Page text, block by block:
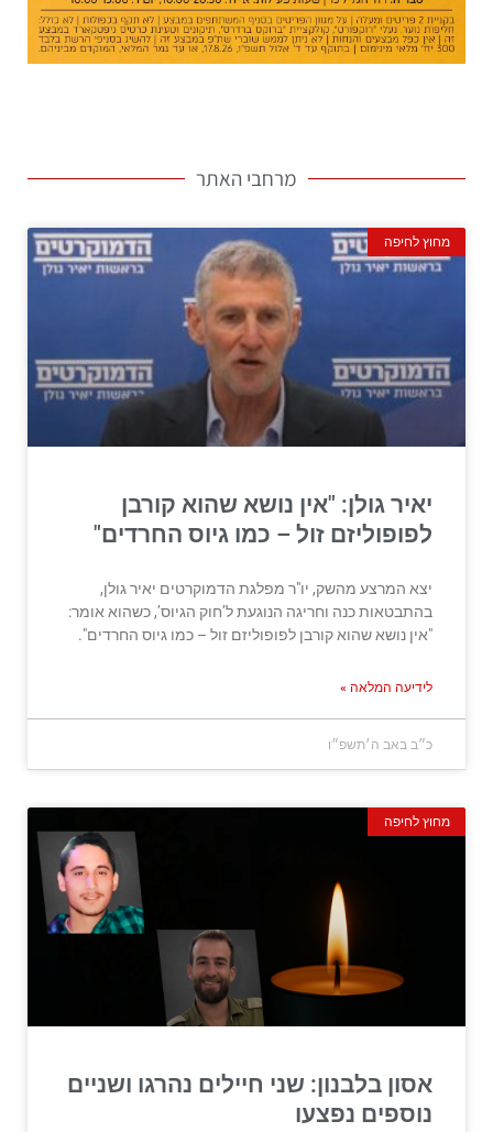
מרחבי האתר
מחוץ לחיפה
יאיר גולן: "אין נושא שהוא קורבן
לפופוליזם זול – כמו גיוס החרדים"
יצא המרצע מהשק, יו"ר מפלגת הדמוקרטים יאיר גולן,
בהתבטאות כנה וחריגה הנוגעת ל’חוק הגיוס’, כשהוא אומר:
"אין נושא שהוא קורבן לפופוליזם זול – כמו גיוס החרדים".
לידיעה המלאה »
כ״ב באב ה׳תשפ״ו
מחוץ לחיפה
אסון בלבנון: שני חיילים נהרגו ושניים
נוספים נפצעו